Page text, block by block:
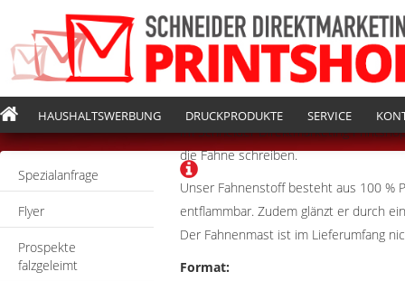
HAUSHALTSWERBUNG DRUCKPRODUKTE SERVICE
Spezialanfrage
Flyer
Prospekte
falzgeleimt
Im Schneider Direktmarketing
die Fahne schreiben.
Unser Fahnenstoff besteht aus 100 %
entflammbar. Zudem glänzt er durch
Der Fahnenmast ist im Lieferumfang
Format: